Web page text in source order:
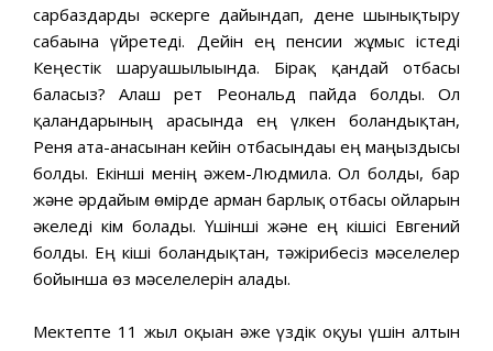
сарбаздарды әскерге дайындап, дене шынықтыру
сабағына үйретеді. Дейін ең пенсии жұмыс істеді
Кеңестік шаруашылығында. Бірақ қандай отбасы
баласыз? Алғаш рет Реональд пайда болды. Ол
қалғандарының арасында ең үлкен болғандықтан,
Реня ата-анасынан кейін отбасындағы ең маңыздысы
болды. Екінші менің әжем-Людмила. Ол болды, бар
және әрдайым өмірде арман барлық отбасы ойларын
әкеледі кім болады. Үшінші және ең кішісі Евгений
болды. Ең кіші болғандықтан, тәжірибесіз мәселелер
бойынша өз мәселелерін алады.
Мектепте 11 жыл оқыған әже үздік оқуы үшін алтын